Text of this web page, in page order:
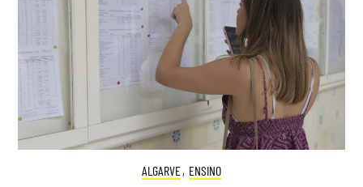
ALGARVE, ENSINO